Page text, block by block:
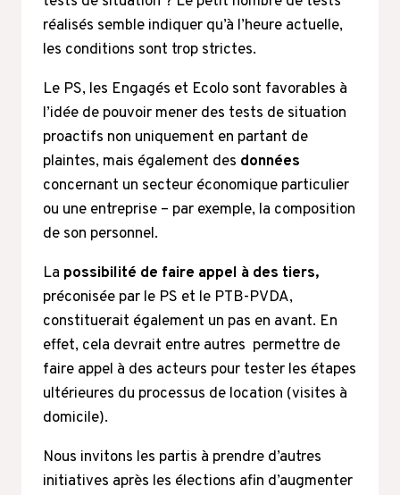
réalisés semble indiquer qu’à l’heure actuelle,
les conditions sont trop strictes.
Le PS, les Engagés et Ecolo sont favorables à
l’idée de pouvoir mener des tests de situation
proactifs non uniquement en partant de
plaintes, mais également des données
concernant un secteur économique particulier
ou une entreprise – par exemple, la composition
de son personnel.
La possibilité de faire appel à des tiers,
préconisée par le PS et le PTB-PVDA,
constituerait également un pas en avant. En
effet, cela devrait entre autres permettre de
faire appel à des acteurs pour tester les étapes
ultérieures du processus de location (visites à
domicile).
Nous invitons les partis à prendre d’autres
initiatives après les élections afin d’augmenter